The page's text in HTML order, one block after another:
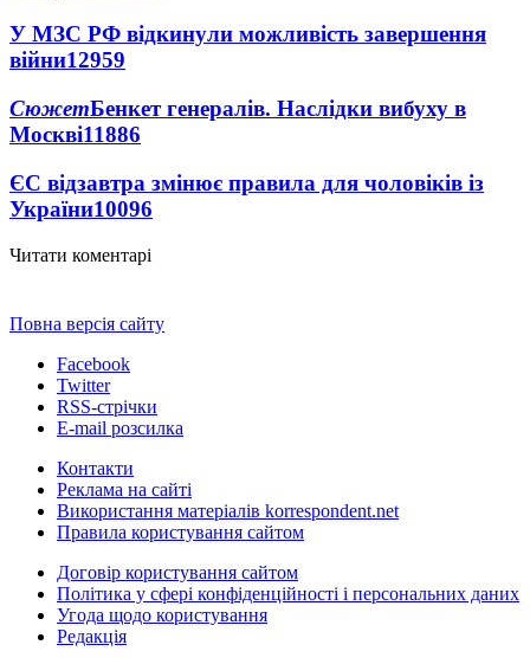
У МЗС РФ відкинули можливість завершення
війни12959
СюжетБенкет генералів. Наслідки вибуху в
Москві11886
ЄС відзавтра змінює правила для чоловіків із
України10096
Читати коментарі
Повна версія сайту
Facebook
Twitter
RSS-стрічки
E-mail розсилка
Контакти
Реклама на сайті
Використання матеріалів korrespondent.net
Правила користування сайтом
Договір користування сайтом
Політика у сфері конфіденційності і персональних даних
Угода щодо користування
Редакція